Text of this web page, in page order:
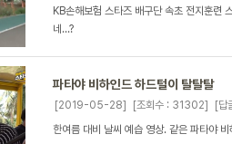
KB손해보험 스타즈 배구단 속초 전지훈련
네...?
파타야 비하인드 하드털이 탈탈탈
[2019-05-28] [조회수 : 31302]
[답
한여름 대비 날씨 예습 영상. 같은 파타야